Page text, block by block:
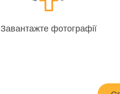
Завантажте фотографії